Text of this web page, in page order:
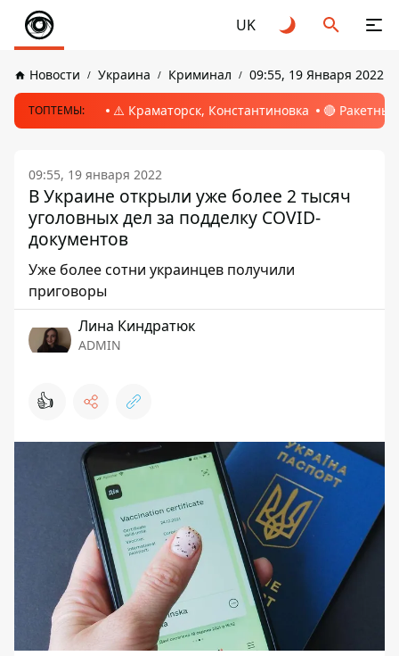
UK
Новости Украина Криминал 09:55, 19 Января 2022
ТОПТЕМЫ: ⚠️ Краматорск, Константиновка 🔴
09:55, 19 января 2022
В Украине открыли уже более 2 тысяч
уголовных дел за подделку COVID-
документов
Уже более сотни украинцев получили
приговоры
Лина Киндратюк
ADMIN
👍